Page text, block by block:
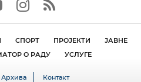
СПОРТ ПРОЈЕКТИ
ЈАВНЕ
О РАДУ УСЛУГЕ
Архива Контакт